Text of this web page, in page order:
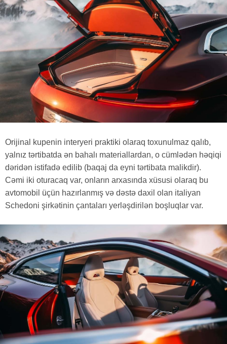
Orijinal kupenin interyeri praktiki olaraq toxunulmaz qalıb,
yalnız tərtibatda ən bahalı materiallardan, o cümlədən həqiqi
dəridən istifadə edilib (baqaj da eyni tərtibata malikdir).
Cəmi iki oturacaq var, onların arxasında xüsusi olaraq bu
avtomobil üçün hazırlanmış və dəstə daxil olan italiyan
Schedoni şirkətinin çantaları yerləşdirilən boşluqlar var.